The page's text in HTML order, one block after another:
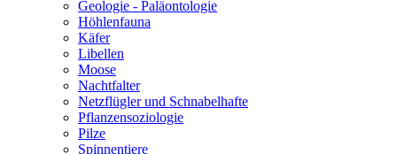
Geologie - Paläontologie
Höhlenfauna
Käfer
Libellen
Moose
Nachtfalter
Netzflügler und Schnabelhafte
Pflanzensoziologie
Pilze
Spinnentiere